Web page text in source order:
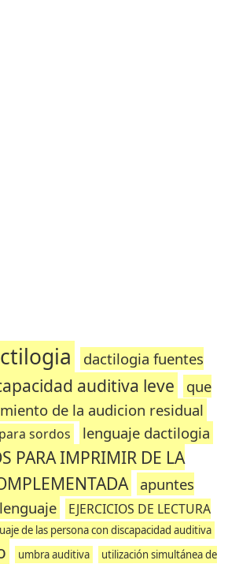
dactilogia fuentes
auditiva leve
que
de la audicion residual
sordos lenguaje dactilogia
PARA IMPRIMIR DE LA
apuntes
EJERCICIOS DE LECTURA
de las persona con discapacidad auditiva
umbra auditiva
utilización simultánea de